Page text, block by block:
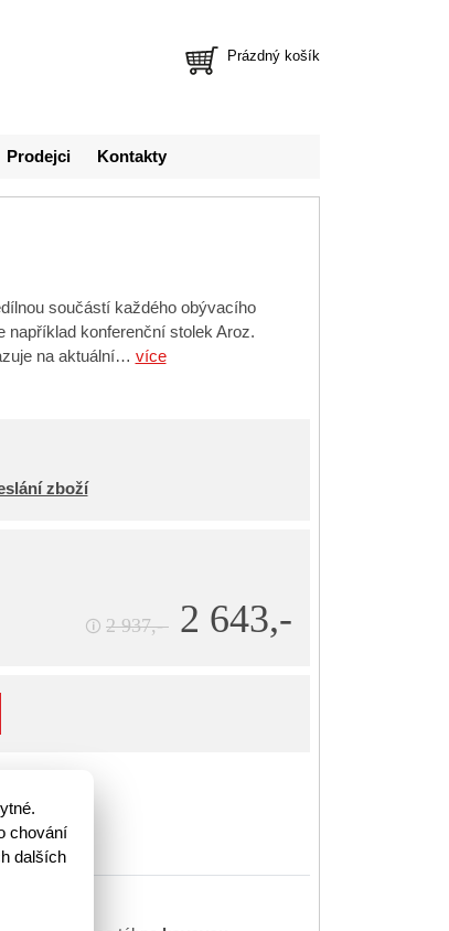
Prázdný košík
Prodejci Kontakty
součástí každého obývacího
například konferenční stolek Aroz.
na aktuální… více
zboží
🛈 2 937,- 2 643,-
chování
dalších